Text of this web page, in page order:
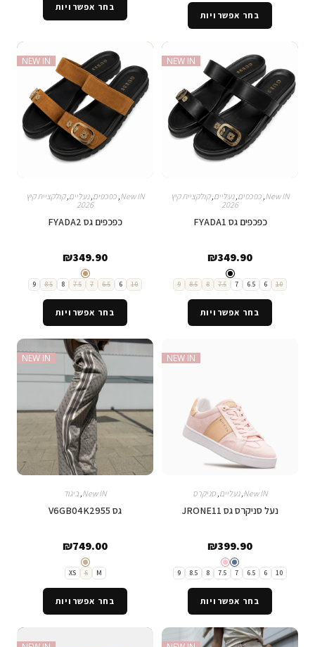
בחר אפשרויות
בחר אפשרויות
NEW IN
New IN
,כפכפים ,נעליים ,קולקציית קיץ
2026
כפכפים גס FYADA1
₪349.90
10
6
6.5
7
7.5
8
8.5
9
בחר אפשרויות
NEW IN
New IN
,כפכפים ,נעליים ,קולקציית קיץ
2026
כפכפים גס FYADA2
₪349.90
10
6
6.5
7
7.5
8
8.5
9
בחר אפשרויות
NEW IN
New IN
,נעליים ,סניקרס
נעל סניקרס גס JRONE11
₪399.90
10
6
6.5
7
7.5
8
8.5
9
בחר אפשרויות
NEW IN
New IN ביגוד
גס V6GB04K2955
₪749.00
M
S
XS
בחר אפשרויות